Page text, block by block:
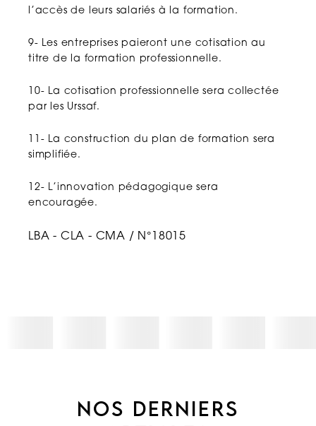
l’accès de leurs salariés à la formation.
9- Les entreprises paieront une cotisation au
titre de la formation professionnelle.
10- La cotisation professionnelle sera collectée
par les Urssaf.
11- La construction du plan de formation sera
simplifiée.
12- L’innovation pédagogique sera
encouragée.
LBA - CLA - CMA / N°18015
NOS DERNIERS